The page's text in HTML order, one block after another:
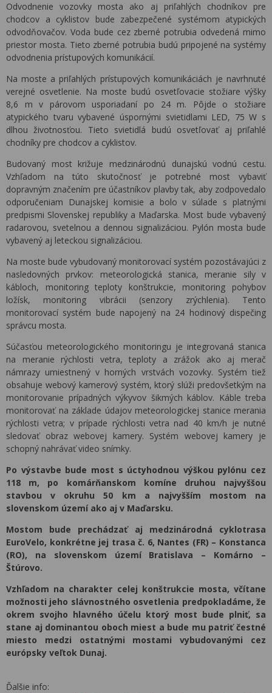
Odvodnenie vozovky mosta ako aj priľahlých chodníkov pre
chodcov a cyklistov bude zabezpečené systémom atypických
odvodňovačov. Voda bude cez zberné potrubia odvedená mimo
priestor mosta. Tieto zberné potrubia budú pripojené na systémy
odvodnenia prístupových komunikácií.
Na moste a priľahlých prístupových komunikáciách je navrhnuté
verejné osvetlenie. Na moste budú osvetľovacie stožiare výšky
8,6 m v párovom usporiadaní po 24 m. Pôjde o stožiare
atypického tvaru vybavené úspornými svietidlami LED, 75 W s
dlhou životnosťou. Tieto svietidlá budú osvetľovať aj priľahlé
chodníky pre chodcov a cyklistov.
Budovaný most križuje medzinárodnú dunajskú vodnú cestu.
Vzhľadom na túto skutočnosť je potrebné most vybaviť
dopravným značením pre účastníkov plavby tak, aby zodpovedalo
odporučeniam Dunajskej komisie a bolo v súlade s platnými
predpismi Slovenskej republiky a Maďarska. Most bude vybavený
radarovou, svetelnou a dennou signalizáciou. Pylón mosta bude
vybavený aj leteckou signalizáciou.
Na moste bude vybudovaný monitorovací systém pozostávajúci z
nasledovných prvkov: meteorologická stanica, meranie sily v
kábloch, monitoring teploty konštrukcie, monitoring pohybov
ložísk, monitoring vibrácii (senzory zrýchlenia). Tento
monitorovací systém bude napojený na 24 hodinový dispečing
správcu mosta.
Súčasťou meteorologického monitoringu je integrovaná stanica
na meranie rýchlosti vetra, teploty a zrážok ako aj merač
námrazy umiestnený v horných vrstvách vozovky. Systém tiež
obsahuje webový kamerový systém, ktorý slúži predovšetkým na
monitorovanie prípadných výkyvov šikmých káblov. Káble treba
monitorovať na základe údajov meteorologickej stanice merania
rýchlosti vetra; v prípade rýchlosti vetra nad 40 km/h je nutné
sledovať obraz webovej kamery. Systém webovej kamery je
schopný nahrávať video snímky.
Po výstavbe bude most s úctyhodnou výškou pylónu cez
118 m, po komárňanskom komíne druhou najvyššou
stavbou v okruhu 50 km a najvyšším mostom na
slovenskom území ako aj v Maďarsku.
Mostom bude prechádzať aj medzinárodná cyklotrasa
EuroVelo, konkrétne jej trasa č. 6, Nantes (FR) – Konstanca
(RO), na slovenskom území Bratislava – Komárno –
Štúrovo.
Vzhľadom na charakter celej konštrukcie mosta, včítane
možnosti jeho slávnostného osvetlenia predpokladáme, že
okrem svojho hlavného účelu ktorý most bude plniť, sa
stane aj dominantou oboch miest a bude mu patriť čestné
miesto medzi ostatnými mostami vybudovanými cez
európsky veľtok Dunaj.
Ďalšie info: